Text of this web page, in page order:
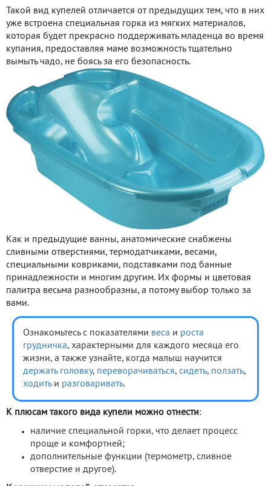
Такой вид купелей отличается от предыдущих тем, что в них
уже встроена специальная горка из мягких материалов,
которая будет прекрасно поддерживать младенца во время
купания, предоставляя маме возможность тщательно
вымыть чадо, не боясь за его безопасность.
Как и предыдущие ванны, анатомические снабжены
сливными отверстиями, термодатчиками, весами,
специальными ковриками, подставками под банные
принадлежности и многим другим. Их формы и цветовая
палитра весьма разнообразны, а потому выбор только за
вами.
Ознакомьтесь с показателями веса и роста
грудничка, характерными для каждого месяца его
жизни, а также узнайте, когда малыш научится
держать головку, переворачиваться, сидеть, ползать,
ходитьи разговаривать.
К плюсам такого вида купели можно отнести:
наличие специальной горки, что делает процесс
проще и комфортней;
дополнительные функции (термометр, сливное
отверстие и другое).